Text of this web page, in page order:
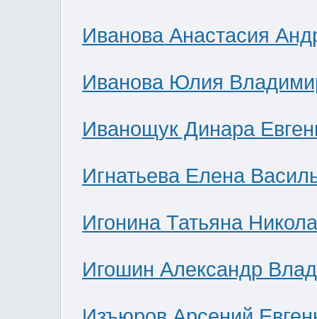
Иванова Анастасия
Иванова Юлия
Иванощук Динара
Игнатьева Елена
Игонина Татьяна
Игошин Александр